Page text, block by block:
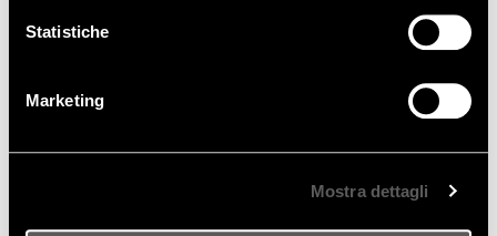
Statistiche
Marketing
Mostra dettagli
PIOLA CHAIR LOW-HIGH